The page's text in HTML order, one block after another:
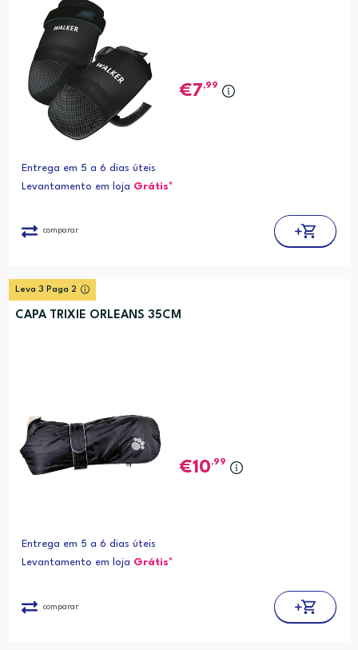
7,99
Entrega em 5 a 6 dias úteis
Levantamento em loja Grátis*
comparar
Leva 3 Paga 2
CAPA TRIXIE ORLEANS 35CM
10,99
Entrega em 5 a 6 dias úteis
Levantamento em loja Grátis*
comparar